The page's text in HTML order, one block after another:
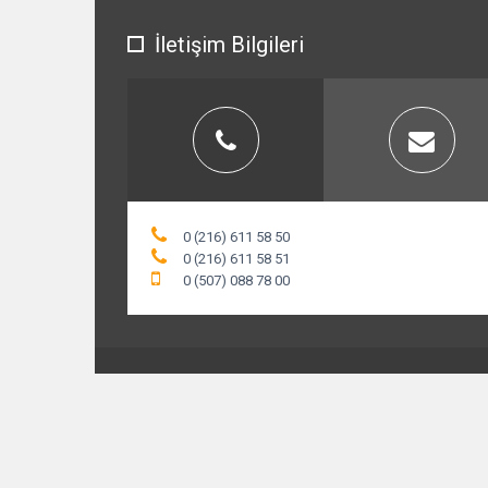
İletişim Bilgileri
0 (216) 611 58 50
0 (216) 611 58 51
0 (507) 088 78 00